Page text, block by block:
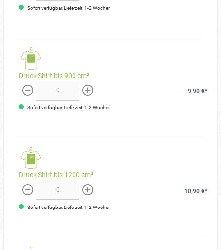
Sofort verfügbar, Lieferzeit: 1-2 Wochen
Druck Shirt bis 900 cm²
weniger mehr
9,90 €*
Sofort verfügbar, Lieferzeit: 1-2 Wochen
Druck Shirt bis 1200 cm²
weniger mehr
10,90 €*
Sofort verfügbar, Lieferzeit: 1-2 Wochen